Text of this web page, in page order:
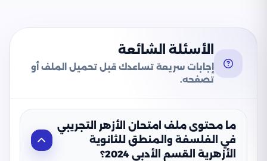
الأسئلة الشائعة
إجابات سريعة تساعدك قبل تحميل الملف أو
تصفحه.
ما محتوى ملف امتحان الأزهر التجريبي
في الفلسفة والمنطق للثانوية
الأزهرية القسم الأدبي 2024؟